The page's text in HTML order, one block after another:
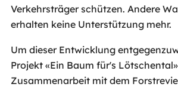
Verkehrsträger schützen. Andere
erhalten keine Unterstützung mehr.
Um dieser Entwicklung
Projekt «Ein Baum für's
Zusammenarbeit mit dem